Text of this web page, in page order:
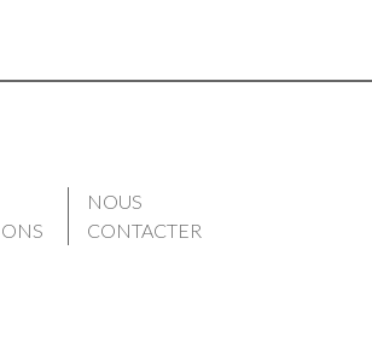
NOUS
CONTACTER